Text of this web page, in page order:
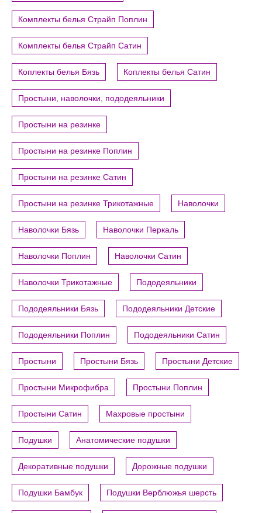
Комплекты белья Страйп Поплин
Комплекты белья Страйп Сатин
Коплекты белья Бязь Коплекты белья Сатин
Простыни, наволочки, пододеяльники
Простыни на резинке
Простыни на резинке Поплин
Простыни на резинке Сатин
Простыни на резинке Трикотажные Наволочки
Наволочки Бязь Наволочки Перкаль
Наволочки Поплин Наволочки Сатин
Наволочки Трикотажные Пододеяльники
Пододеяльники Бязь Пододеяльники Детские
Пододеяльники Поплин Пододеяльники Сатин
Простыни Простыни Бязь Простыни Детские
Простыни Микрофибра Простыни Поплин
Простыни Сатин Махровые простыни
Подушки Анатомические подушки
Декоративные подушки Дорожные подушки
Подушки Бамбук Подушки Верблюжья шерсть